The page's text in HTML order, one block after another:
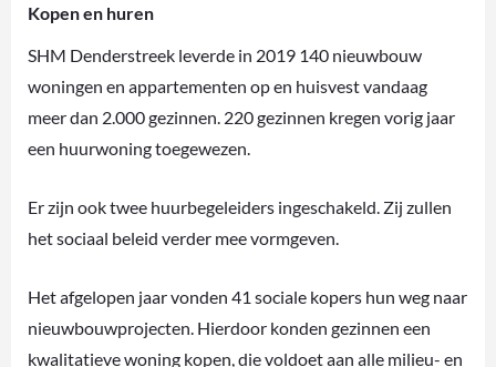
Kopen en huren
SHM Denderstreek leverde in 2019 140 nieuwbouw
woningen en appartementen op en huisvest vandaag
meer dan 2.000 gezinnen. 220 gezinnen kregen vorig jaar
een huurwoning toegewezen.
Er zijn ook twee huurbegeleiders ingeschakeld. Zij zullen
het sociaal beleid verder mee vormgeven.
Het afgelopen jaar vonden 41 sociale kopers hun weg naar
nieuwbouwprojecten. Hierdoor konden gezinnen een
kwalitatieve woning kopen, die voldoet aan alle milieu- en